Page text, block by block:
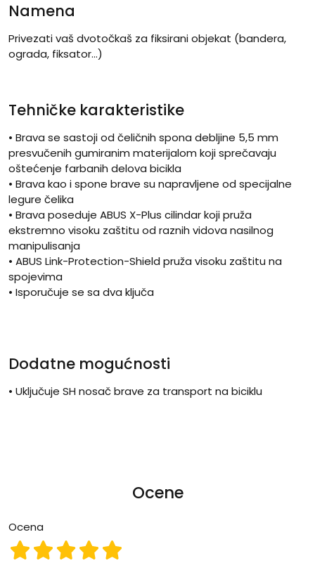
Namena
Privezati vaš dvotočkaš za fiksirani objekat (bandera,
ograda, fiksator…)
Tehničke karakteristike
• Brava se sastoji od čeličnih spona debljine 5,5 mm
presvučenih gumiranim materijalom koji sprečavaju
oštećenje farbanih delova bicikla
• Brava kao i spone brave su napravljene od specijalne
legure čelika
• Brava poseduje ABUS X-Plus cilindar koji pruža
ekstremno visoku zaštitu od raznih vidova nasilnog
manipulisanja
• ABUS Link-Protection-Shield pruža visoku zaštitu na
spojevima
• Isporučuje se sa dva ključa
Dodatne mogućnosti
• Uključuje SH nosač brave za transport na biciklu
Ocene
Ocena
Ocena 5
Ocena 4
Ocena 3
Ocena 2
Ocena 1